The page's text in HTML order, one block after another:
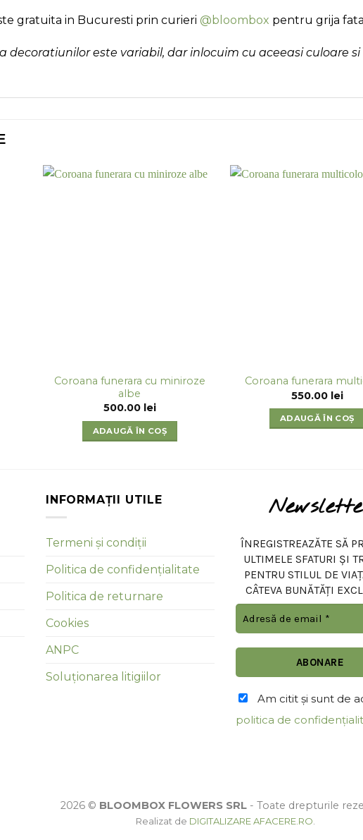
gratuita in Bucuresti prin curieri @bloombox pentru grija
decoratiunilor este variabil, dar inlocuim cu aceeasi culoare
Coroana funerara cu miniroze
albe
500.00 lei
ADAUGĂ ÎN COȘ
Coroana funerara
550.00 lei
ADAUGĂ ÎN COȘ
INFORMAȚII UTILE
Termeni și condiții
Politica de confidențialitate
Politica de returnare
Cookies
ANPC
Soluționarea litigiilor
ÎNREGISTREAZĂTE SĂ
ULTIMELE SFATURI ȘI
PENTRU STILUL DE
CÂTEVA BUNĂTĂȚI
Am citit şi sunt de
politica de
2026 © BLOOMBOX FLOWERS SRL- Toate drepturile
Realizat de DIGITALIZARE AFACERE.RO